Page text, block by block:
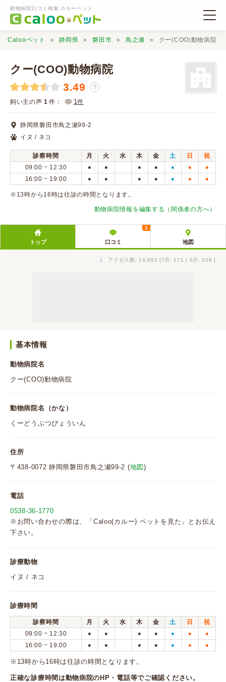
動物病院口コミ検索 カルーペット
動物病院検索
口コミ検索
Calooペットとは？
口コミ投稿
Calooペット 静岡県 磐田市 鳥之瀬 クー(COO)動物病院
クー(COO)動物病院
3.49 ？
飼い主の声 1 件： 1件
静岡県磐田市鳥之瀬99-2
イヌ / ネコ
診察時間 月 火 水 木 金 土 日
祝
09:00 ~ 12:30
● ● ● ● ● ● ●
16:00 ~ 19:00 ● ● ● ● ● ● ●
※13時から16時は往診の時間となります。
動物病院情報を編集する（関係者の方へ）
トップ 口コミ
1
地図
↓ アクセス数: 14,862 [7月: 171 | 6月: 208 ]
基本情報
動物病院名
クー(COO)動物病院
動物病院名（かな）
くーどうぶつびょういん
住所
〒438-0072 静岡県磐田市鳥之瀬99-2 (地図 )
電話
0538-36-1770
※お問い合わせの際は、「Caloo(カルー) ペットを見た」とお伝え
下さい。
診療動物
イヌ / ネコ
診療時間
診察時間 月 火 水 木 金 土 日
祝
09:00 ~ 12:30
● ● ● ● ● ● ●
16:00 ~ 19:00 ● ● ● ● ● ● ●
※13時から16時は往診の時間となります。
正確な診療時間は動物病院のHP・電話等でご確認ください。